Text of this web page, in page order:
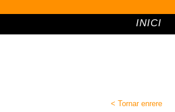
INICI
< Tornar enrere